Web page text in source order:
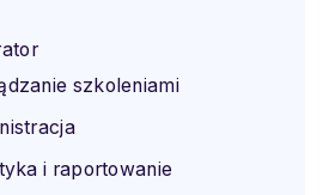
szkoleniami
i raportowanie